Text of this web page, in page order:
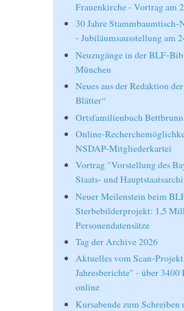
Frauenkirche - Vortrag am
30 Jahre Stammbaumtisch-
- Jubiläumsausstellung am
Neuzugänge in der BLF-
München
Neues aus der Redaktion
Blätter“
Ortsfamilienbuch Bettbrunn
Online-
NSDAP-Mitgliederkartei
Vortrag "Vorstellung des
Staats- und
Neuer Meilenstein beim
Sterbebilderprojekt: 1,5
Personendatensätze
Tag der Archive 2026
Aktuelles vom Scan-
Jahresberichte" - über
online
Kursabende zum Schreiben